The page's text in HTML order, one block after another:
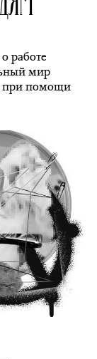
работе
мир
при помощи